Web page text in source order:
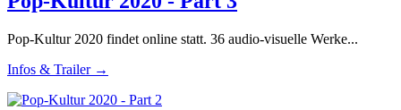
Pop-Kultur 2020 findet online statt. 36 audio-visuelle Werke...
Infos & Trailer →